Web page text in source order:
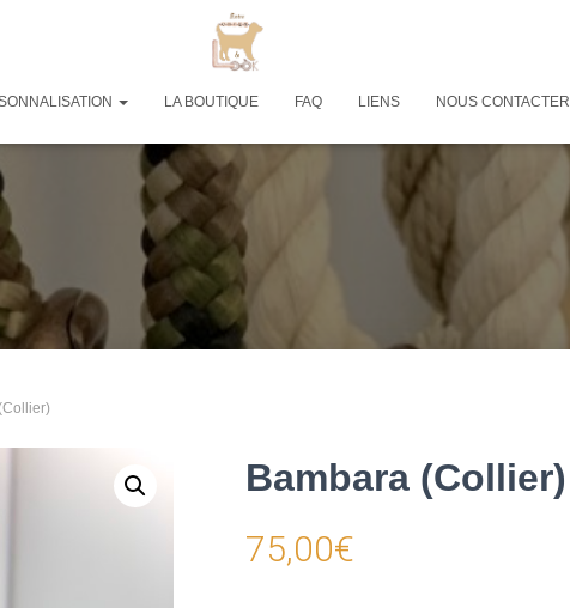
LA BOUTIQUE FAQ LIENS NOUS CONTACTER
Bambara (Collier)
75,00€